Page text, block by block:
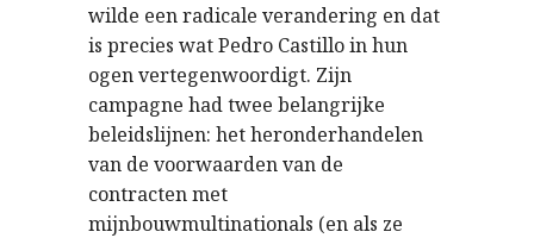
wilde een radicale verandering en dat
is precies wat Pedro Castillo in hun
ogen vertegenwoordigt. Zijn
campagne had twee belangrijke
beleidslijnen: het heronderhandelen
van de voorwaarden van de
contracten met
mijnbouwmultinationals (en als ze